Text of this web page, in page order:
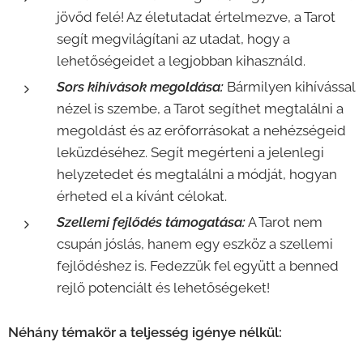
jövőd felé! Az életutadat értelmezve, a Tarot
segít megvilágítani az utadat, hogy a
lehetőségeidet a legjobban kihasználd.
Sors kihívások megoldása: Bármilyen kihívással
nézel is szembe, a Tarot segíthet megtalálni a
megoldást és az erőforrásokat a nehézségeid
leküzdéséhez. Segít megérteni a jelenlegi
helyzetedet és megtalálni a módját, hogyan
érheted el a kívánt célokat.
Szellemi fejlődés támogatása:A Tarot nem
csupán jóslás, hanem egy eszköz a szellemi
fejlődéshez is. Fedezzük fel együtt a benned
rejlő potenciált és lehetőségeket!
Néhány témakör a teljesség igénye nélkül: